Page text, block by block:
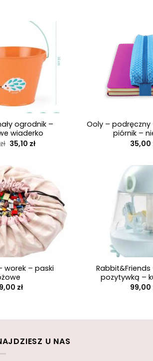
ogrodnik –
wiaderko
zł Pierwotna
cena
39,00 zł.
35,10 złAktualna
Ooly –
piórnik –
35,00
worek – paski
zł
pozytywką –
99,00
U NAS